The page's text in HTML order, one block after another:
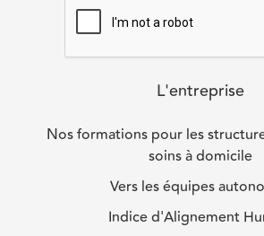
L'entreprise
Nos formations pour les
soins à domicile
Vers les équipes
Indice d'Alignement